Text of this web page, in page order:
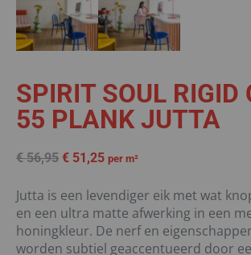
SPIRIT SOUL RIGID
55 PLANK JUTTA
€56,95 € 51,25 per m²
Jutta is een levendiger eik met wat
en een ultra matte afwerking in een
honingkleur. De nerf en
worden subtiel geaccentueerd door